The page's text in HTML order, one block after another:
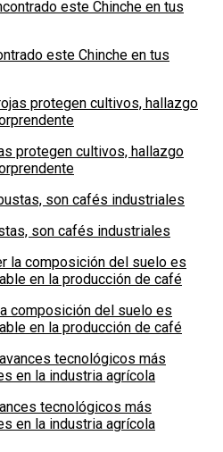
este Chinche en tus
protegen cultivos, hallazgo
son cafés industriales
composición del suelo es
en la producción de café
tecnológicos más
en la industria agrícola